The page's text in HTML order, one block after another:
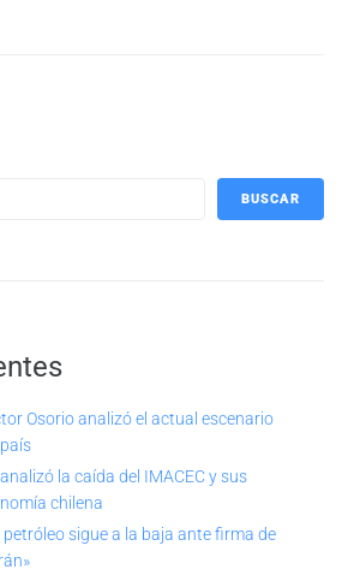
BUSCAR
Osorio analizó el actual escenario
la caída del IMACEC y sus
chilena
sigue a la baja ante firma de